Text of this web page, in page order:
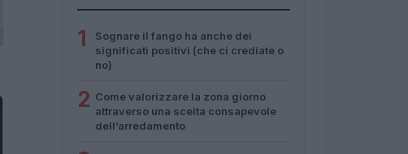
1
Sognare il fango ha anche dei
significati positivi (che ci crediate o
no)
2 Come valorizzare la zona giorno
attraverso una scelta consapevole
dell’arredamento